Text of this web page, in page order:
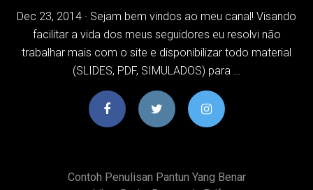
Dec 23, 2014 · Sejam bem vindos ao meu canal! Visando
facilitar a vida dos meus seguidores eu resolvi não
trabalhar mais com o site e disponibilizar todo material
(SLIDES, PDF, SIMULADOS) para …
Contoh Penulisan Pantun Yang Benar